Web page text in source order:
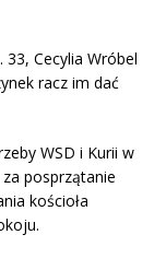
Cecylia Wróbel
racz im dać
WSD i Kurii w
posprzątanie
kościoła